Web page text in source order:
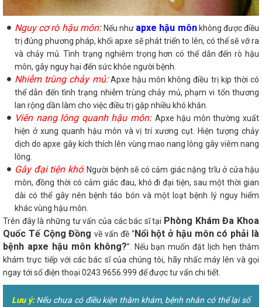
Nguy cơ rò hậu môn: Nếu như apxe hậu mônkhông được điều
trị đúng phương pháp, khối apxe sẽ phát triển to lên, có thể sẽ vỡ ra
và chảy mủ. Tình trạng nghiêm trọng hơn có thể dẫn đến rò hậu
môn, gây nguy hại đến sức khỏe người bệnh.
Nhiễm trùng chảy mủ:Apxe hậu môn không điều trị kịp thời có
thể dẫn đến tình trạng nhiễm trùng chảy mủ, phạm vi tổn thương
lan rộng dần làm cho việc điều trị gặp nhiều khó khăn.
Viên nang lông quanh hậu môn: Apxe hậu môn thường xuất
hiện ở xung quanh hậu môn và vị trí xương cụt. Hiện tượng chảy
dịch do apxe gây kích thích lên vùng mao nang lông gây viêm nang
lông.
Gây đại tiện khó: Người bệnh sẽ có cảm giác nặng trĩu ở cửa hậu
môn, đồng thời có cảm giác đau, khó đi đại tiện, sau một thời gian
dài có thể gây nên bệnh táo bón và một loạt bệnh lý nguy hiểm
khác vùng hậu môn.
Trên đây là những tư vấn của các bác sĩ tại Phòng Khám Đa Khoa
Quốc Tế Cộng Đồngvề vấn đề “Nổi hột ở hậu môn có phải là
bệnh apxe hậu môn không?”. Nếu bạn muốn đặt lịch hẹn thăm
khám trực tiếp với các bác sĩ của chúng tôi, hãy nhấc máy lên và gọi
ngay tới số điện thoại 0243.9656.999 để được tư vấn chi tiết.
Lưu ý:Nếu chưa có điều kiện thăm khám, bệnh nhân có thể lại số